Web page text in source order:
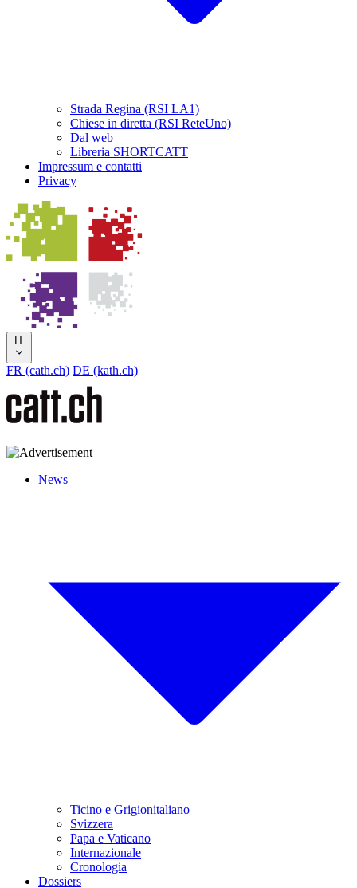
Strada Regina (RSI LA1)
Chiese in diretta (RSI ReteUno)
Dal web
Libreria SHORTCATT
Impressum e contatti
Privacy
IT
FR (cath.ch) DE (kath.ch)
News
Ticino e Grigionitaliano
Svizzera
Papa e Vaticano
Internazionale
Cronologia
Dossiers